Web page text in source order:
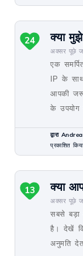
क्या
अक्सर पूछे
एक
IP के
आपकी
के उपयोग
24
द्वारा
प्रकाशित
क्या
अक्सर पूछे
सबसे बड़ा
है। देखें
अनुमति
13